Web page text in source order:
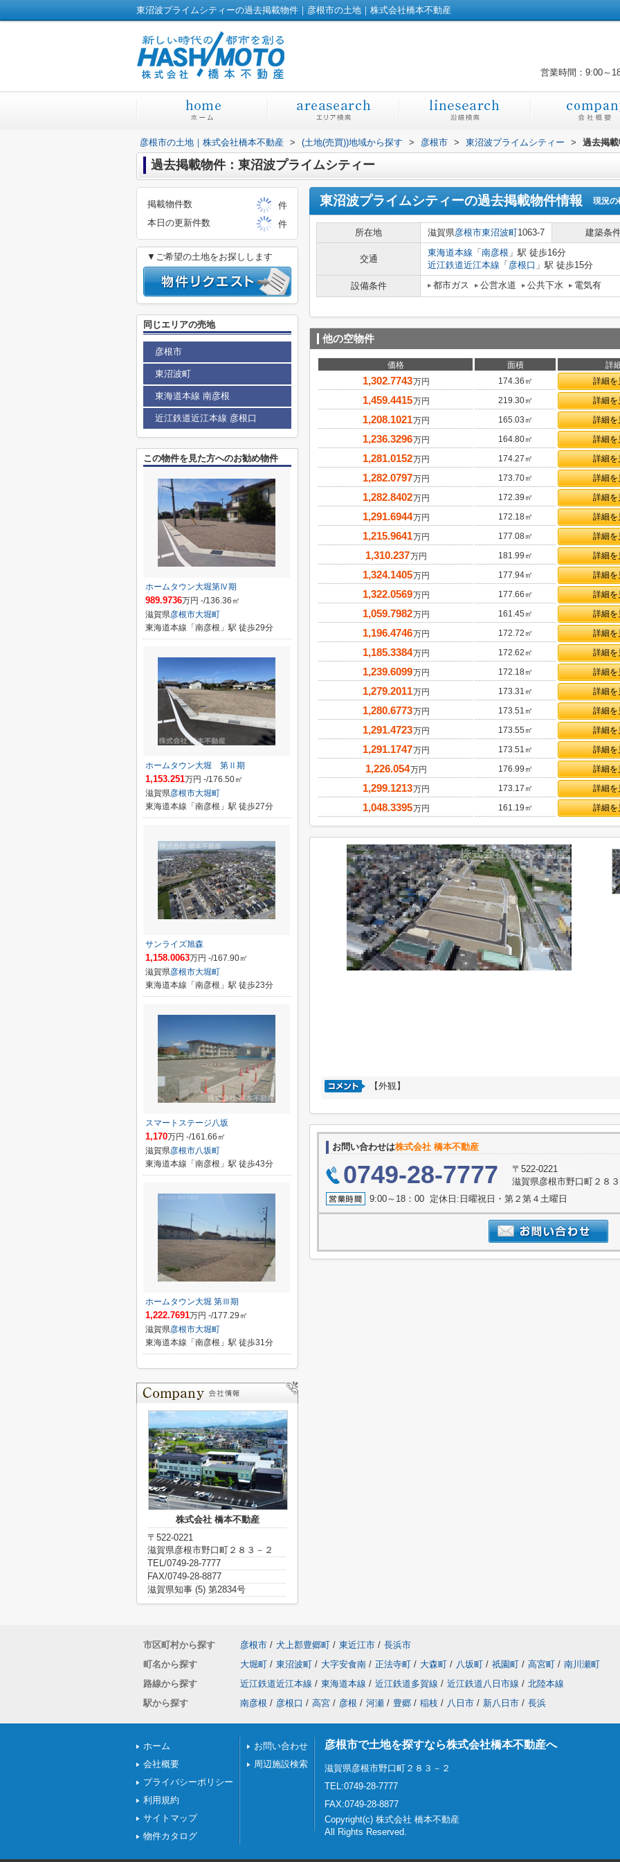
東沼波プライムシティーの過去掲載物件｜彦根市の土地｜株式会社橋本不動産
営業時間：9:00～
彦根市の土地｜株式会社橋本不動産 > (土地(売買))地域から探す > 彦根市 > 東沼波プライムシティー > 過去掲
過去掲載物件：東沼波プライムシティー
東沼波プライムシティーの過去掲載物件情報 現況の
所在地 滋賀県彦根市東沼波町1063-7 建築条
交通
東海道本線 「 南彦根 」駅 徒歩16分
近江鉄道近江本線 「 彦根口 」駅 徒歩15分
設備条件
都市ガス 公営水道 公共下水 電気有
他の空物件
価格 面積 詳
1,302.7743万円 174.36㎡ 詳細を
1,459.4415万円 219.30㎡ 詳細を
1,208.1021万円 165.03㎡ 詳細を
1,236.3296万円 164.80㎡ 詳細を
1,281.0152万円 174.27㎡ 詳細を
1,282.0797万円 173.70㎡ 詳細を
1,282.8402万円 172.39㎡ 詳細を
1,291.6944万円 172.18㎡ 詳細を
1,215.9641万円 177.08㎡ 詳細を
1,310.237万円 181.99㎡ 詳細を
1,324.1405万円 177.94㎡ 詳細を
1,322.0569万円 177.66㎡ 詳細を
1,059.7982万円 161.45㎡ 詳細を
1,196.4746万円 172.72㎡ 詳細を
1,185.3384万円 172.62㎡ 詳細を
1,239.6099万円 172.18㎡ 詳細を
1,279.2011万円 173.31㎡ 詳細を
1,280.6773万円 173.51㎡ 詳細を
1,291.4723万円 173.55㎡ 詳細を
1,291.1747万円 173.51㎡ 詳細を
1,226.054万円 176.99㎡ 詳細を
1,299.1213万円 173.17㎡ 詳細を
1,048.3395万円 161.19㎡ 詳細を
【外観】
お問い合わせは株式会社 橋本不動産
0749-28-7777
〒522-0221
滋賀県彦根市野口町２８
9:00～18：00 定休日:日曜祝日・第２第４土曜日
掲載物件数
件
本日の更新件数
件
▼ご希望の土地をお探しします
同じエリアの売地
彦根市
東沼波町
東海道本線 南彦根
近江鉄道近江本線 彦根口
この物件を見た方へのお勧め物件
ホームタウン大堀第Ⅳ期
989.9736万円 -/136.36㎡
滋賀県彦根市大堀町
東海道本線「南彦根」駅 徒歩29分
ホームタウン大堀 第Ⅱ期
1,153.251万円 -/176.50㎡
滋賀県彦根市大堀町
東海道本線「南彦根」駅 徒歩27分
サンライズ旭森
1,158.0063万円 -/167.90㎡
滋賀県彦根市大堀町
東海道本線「南彦根」駅 徒歩23分
スマートステージ八坂
1,170万円 -/161.66㎡
滋賀県彦根市八坂町
東海道本線「南彦根」駅 徒歩43分
ホームタウン大堀 第Ⅲ期
1,222.7691万円 -/177.29㎡
滋賀県彦根市大堀町
東海道本線「南彦根」駅 徒歩31分
株式会社 橋本不動産
〒522-0221
滋賀県彦根市野口町２８３－２
TEL/0749-28-7777
FAX/0749-28-8877
滋賀県知事 (5) 第2834号
市区町村から探す 彦根市 / 犬上郡豊郷町 / 東近江市 / 長浜市
町名から探す
大堀町 / 東沼波町 / 大字安食南 / 正法寺町 / 大森町 / 八坂町 / 祇園町 / 高宮町 / 南川瀬町
路線から探す
近江鉄道近江本線 / 東海道本線 / 近江鉄道多賀線 / 近江鉄道八日市線 / 北陸本線
駅から探す
南彦根 / 彦根口 / 高宮 / 彦根 / 河瀬 / 豊郷 / 稲枝 / 八日市 / 新八日市 / 長浜
ホーム
会社概要
プライバシーポリシー
利用規約
サイトマップ
物件カタログ
お問い合わせ
周辺施設検索
彦根市で土地を探すなら株式会社橋本不動産へ
滋賀県彦根市野口町２８３－２
TEL:0749-28-7777
FAX:0749-28-8877
Copyright(c) 株式会社 橋本不動産
All Rights Reserved.